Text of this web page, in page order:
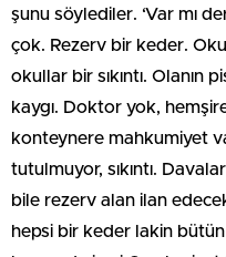
şunu söylediler. ‘Var mı
çok. Rezerv bir keder.
okullar bir sıkıntı. Olanın
kaygı. Doktor yok,
konteynere mahkumiyet
tutulmuyor, sıkıntı.
bile rezerv alan ilan
hepsi bir keder lakin